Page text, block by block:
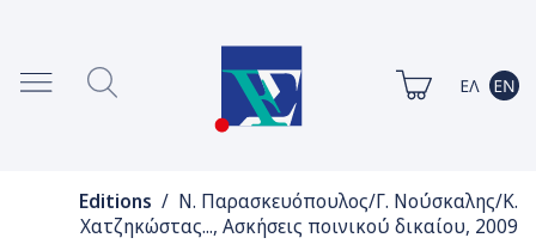
Editions / Ν. Παρασκευόπουλος/Γ. Νούσκαλης/Κ.
Χατζηκώστας..., Ασκήσεις ποινικού δικαίου, 2009